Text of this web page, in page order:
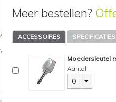
Meer bestellen?
ACCESSOIRES SPECIFICATIES
Moedersleutel
Aantal
0